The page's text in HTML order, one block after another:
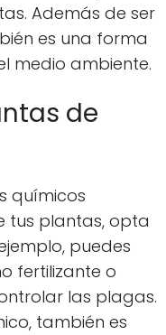
Además de ser
es una forma
medio ambiente.
de
químicos
tus plantas, opta
puedes
fertilizante o
las plagas.
también es